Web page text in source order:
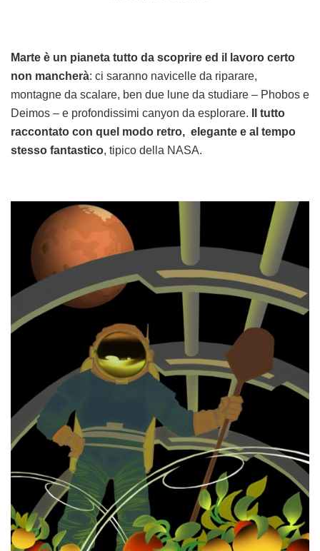
Marte è un pianeta tutto da scoprire ed il lavoro certo
non mancherà: ci saranno navicelle da riparare,
montagne da scalare, ben due lune da studiare – Phobos e
Deimos – e profondissimi canyon da esplorare.
Il tutto
raccontato con quel modo retro, elegante e al tempo
stesso fantastico, tipico della NASA.